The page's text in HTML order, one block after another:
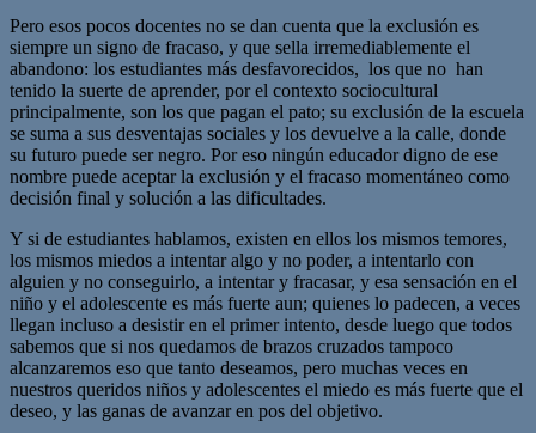
Pero esos pocos docentes no se dan cuenta que la exclusión es
siempre un signo de fracaso, y que sella irremediablemente el
abandono: los estudiantes más desfavorecidos, los que no han
tenido la suerte de aprender, por el contexto sociocultural
principalmente, son los que pagan el pato; su exclusión de la escuela
se suma a sus desventajas sociales y los devuelve a la calle, donde
su futuro puede ser negro. Por eso ningún educador digno de ese
nombre puede aceptar la exclusión y el fracaso momentáneo como
decisión final y solución a las dificultades.
Y si de estudiantes hablamos, existen en ellos los mismos temores,
los mismos miedos a intentar algo y no poder, a intentarlo con
alguien y no conseguirlo, a intentar y fracasar, y esa sensación en el
niño y el adolescente es más fuerte aun; quienes lo padecen, a veces
llegan incluso a desistir en el primer intento, desde luego que todos
sabemos que si nos quedamos de brazos cruzados tampoco
alcanzaremos eso que tanto deseamos, pero muchas veces en
nuestros queridos niños y adolescentes el miedo es más fuerte que el
deseo, y las ganas de avanzar en pos del objetivo.